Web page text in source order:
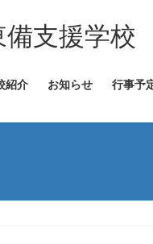
支援学校
紹介 お知らせ 行事予